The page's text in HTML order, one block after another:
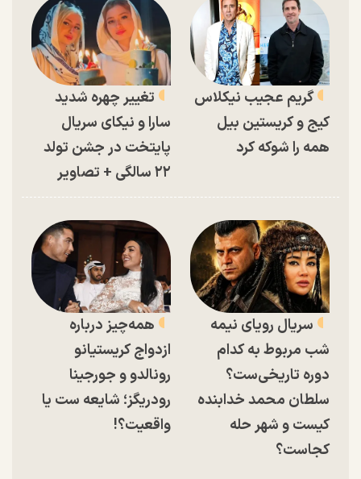
گریم عجیب نیکلاس
کیج و کریستین بیل
همه را شوکه کرد
تغییر چهره شدید
سارا و نیکای سریال
پایتخت در جشن تولد
۲۲ سالگی + تصاویر
سریال رویای نیمه
شب مربوط به کدام
دوره تاریخی‌ست؟
سلطان محمد خدابنده
کیست و شهر حله
کجاست؟
همه‌چیز درباره
ازدواج کریستیانو
رونالدو و جورجینا
رودریگز؛ شایعه ست یا
واقعیت؟!